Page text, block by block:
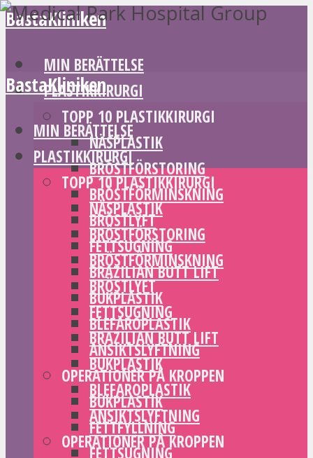
BastaKliniken
MIN BERÄTTELSE
PLASTIKKIRURGI
TOPP 10 PLASTIKKIRURGI
NÄSPLASTIK
BRÖSTFÖRSTORING
BRÖSTFÖRMINSKNING
BRÖSTLYFT
FETTSUGNING
BRAZILIAN BUTT LIFT
BUKPLASTIK
BLEFAROPLASTIK
ANSIKTSLYFTNING
OPERATIONER PÅ KROPPEN
BUKPLASTIK
FETTFYLLNING
FETTSUGNING
BastaKliniken
MIN BERÄTTELSE
PLASTIKKIRURGI
TOPP 10 PLASTIKKIRURGI
NÄSPLASTIK
BRÖSTFÖRSTORING
BRÖSTFÖRMINSKNING
BRÖSTLYFT
FETTSUGNING
BRAZILIAN BUTT LIFT
BUKPLASTIK
BLEFAROPLASTIK
ANSIKTSLYFTNING
OPERATIONER PÅ KROPPEN